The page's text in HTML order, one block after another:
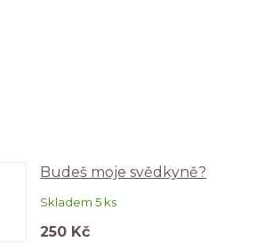
Budeš moje svědkyně?
Skladem 5 ks
250 Kč